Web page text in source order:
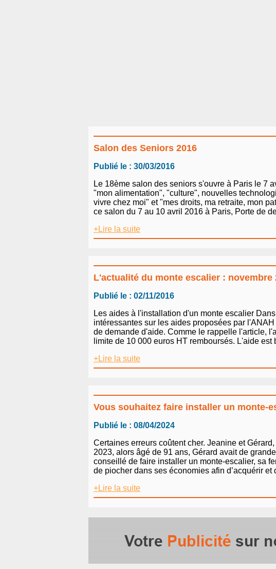
Salon des Seniors 2016
Publié le : 30/03/2016
Le 18ème salon des seniors s'ouvre à Paris le 7
"mon alimentation", "culture", nouvelles
vivre chez moi" et "mes droits, ma retraite, mon
ce salon du 7 au 10 avril 2016 à Paris, Porte de
+Lire la suite
L'actualité du monte escalier : novembre
Publié le : 02/11/2016
Les aides à l'installation d'un monte escalier
intéressantes sur les aides proposées par
de demande d'aide. Comme le rappelle l'article,
limite de 10 000 euros HT remboursés. L'aide
+Lire la suite
Vous souhaitez faire installer un monte-
Publié le : 08/04/2024
Certaines erreurs coûtent cher. Jeanine et
2023, alors âgé de 91 ans, Gérard avait de
conseillé de faire installer un monte-escalier, sa
de piocher dans ses économies afin d’acquérir
+Lire la suite